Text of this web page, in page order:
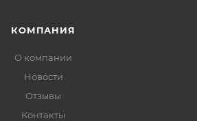
КОМПАНИЯ
О компании
Новости
Отзывы
Контакты